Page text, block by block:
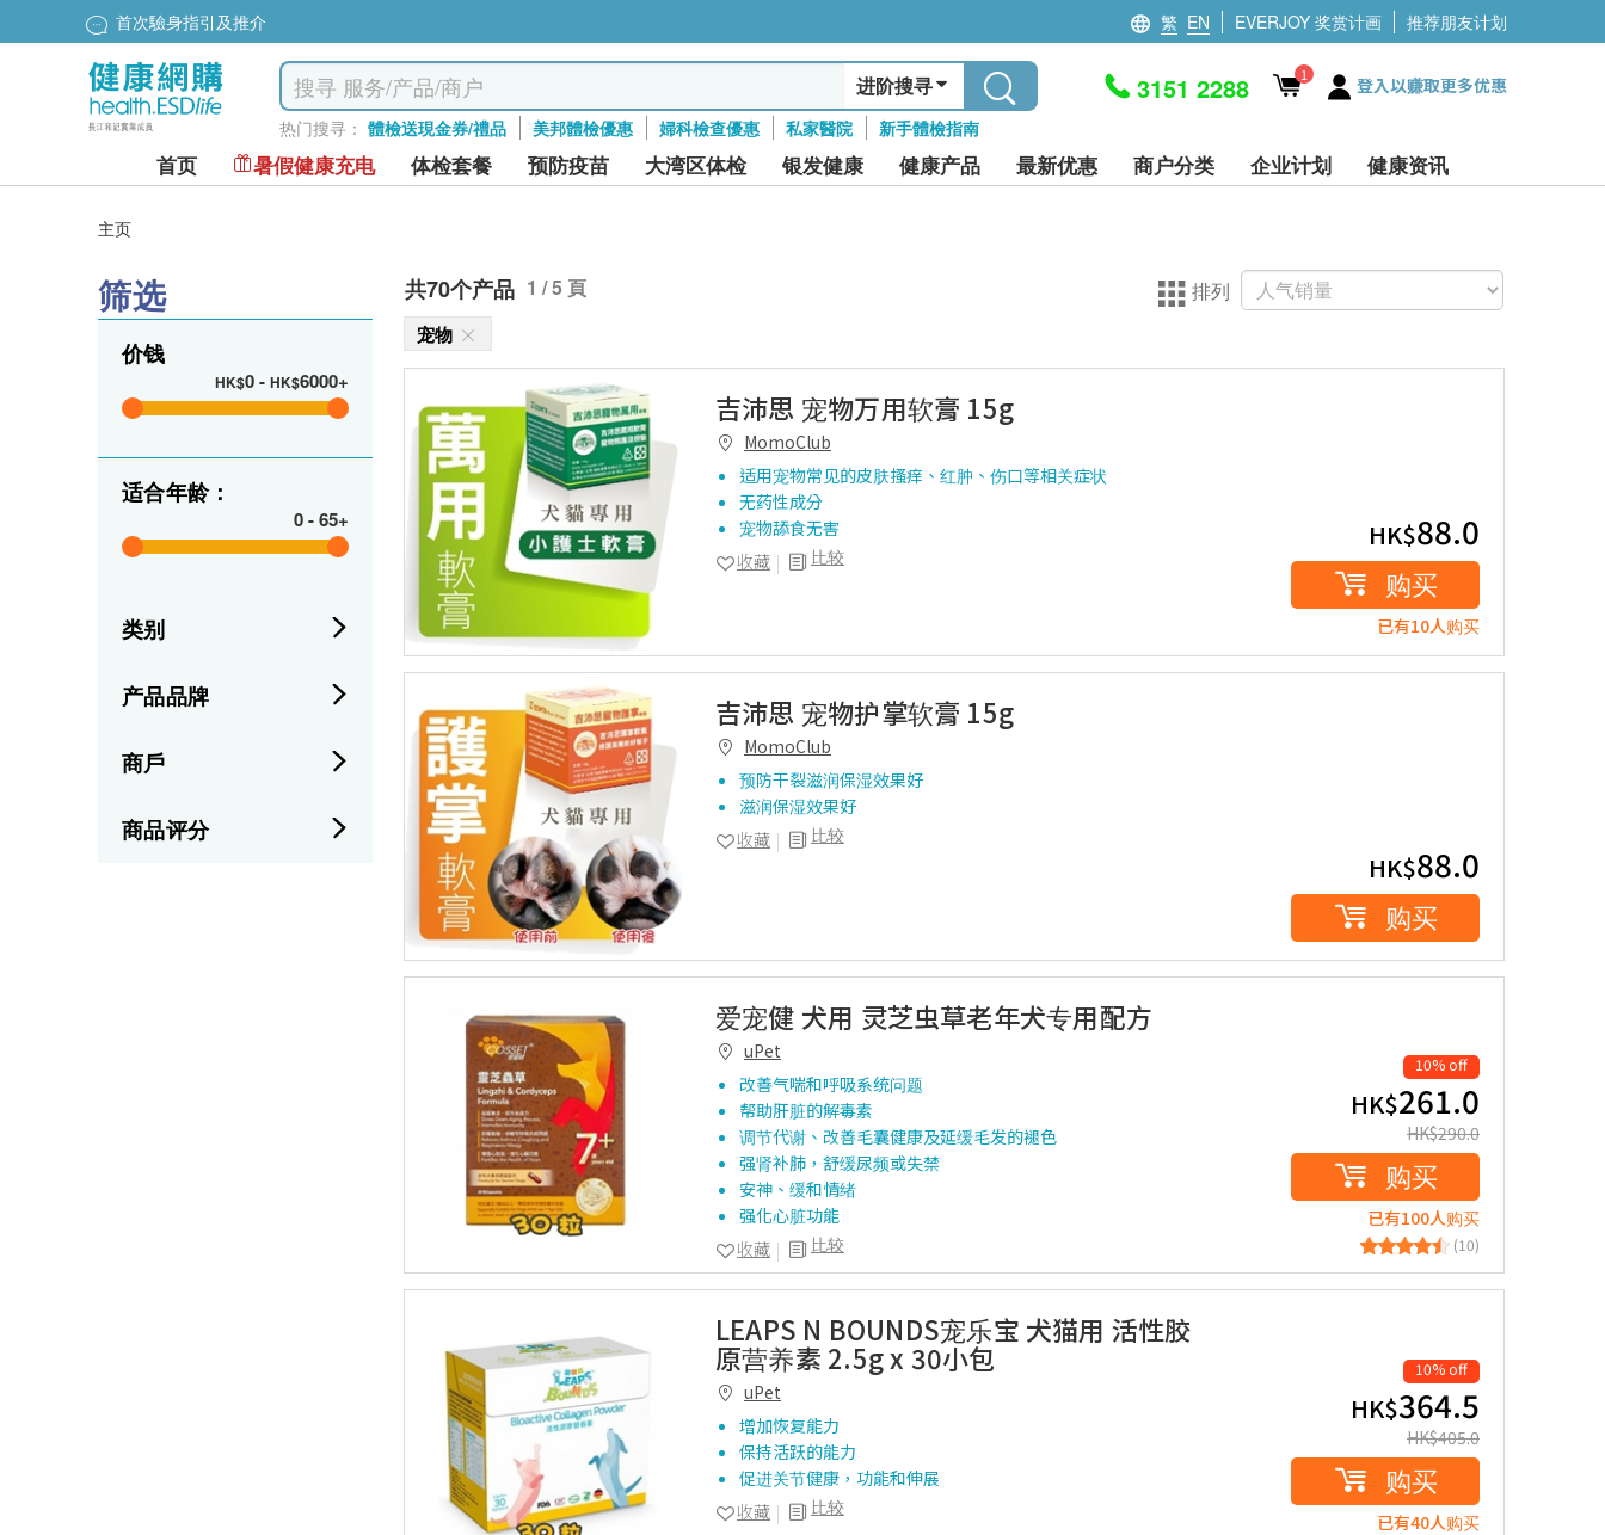
首次驗身指引及推介 繁 EN EVERJOY 奖赏计画 推荐朋友计划
进阶搜寻
热门搜寻： 體檢送現金券/禮品 美邦體檢優惠 婦科檢查優惠 私家醫院 新手體檢指南
3151 2288 1 登入以赚取更多优惠
首页 暑假健康充电 体检套餐 预防疫苗 大湾区体检 银发健康 健康产品 最新优惠 商户分类 企业计划 健康资讯
主页
筛选
价钱
HK$0- HK$6000+
适合年龄：
0-65+
类别
产品品牌
商戶
商品评分
共70个产品 1 / 5 頁 排列
宠物
吉沛思 宠物万用软膏 15g
MomoClub
适用宠物常见的皮肤搔痒、红肿、伤口等相关症状
无药性成分
宠物舔食无害
比较
收藏
HK$88.0
购买
已有10人购买
吉沛思 宠物护掌软膏 15g
MomoClub
预防干裂滋润保湿效果好
滋润保湿效果好
比较
收藏
HK$88.0
购买
爱宠健 犬用 灵芝虫草老年犬专用配方
uPet
改善气喘和呼吸系统问题
帮助肝脏的解毒素
调节代谢、改善毛囊健康及延缓毛发的褪色
强肾补肺，舒缓尿频或失禁
安神、缓和情绪
强化心脏功能
比较
收藏
10% off
HK$261.0
HK$290.0
购买
已有100人购买
(10)
LEAPS N BOUNDS宠乐宝 犬猫用 活性胶
原营养素 2.5g x 30小包
uPet
增加恢复能力
保持活跃的能力
促进关节健康，功能和伸展
比较
收藏
10% off
HK$364.5
HK$405.0
购买
已有40人购买